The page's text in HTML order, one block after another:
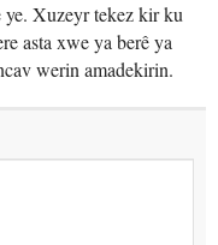
Xuzeyr tekez kir ku
asta xwe ya berê ya
werin amadekirin.